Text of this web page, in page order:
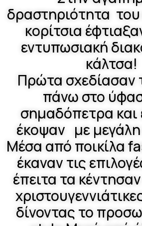
δραστηριότητα
κορίτσια
εντυπωσιακή
κάλτσα!
Πρώτα σχεδίασαν
πάνω στο
σημαδόπετρα και
έκοψαν με
Μέσα από ποικίλα
έκαναν τις
έπειτα τα
δίνοντας το